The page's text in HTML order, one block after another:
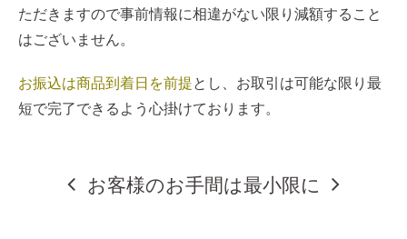
ただきますので事前情報に相違がない限り減額すること
はございません。
お振込は商品到着日を前提とし、お取引は可能な限り最
短で完了できるよう心掛けております。
お客様のお手間は最小限に